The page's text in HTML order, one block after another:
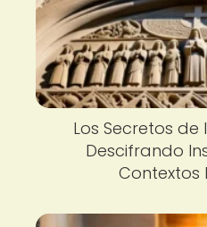
Los Secretos de
Descifrando
Contextos